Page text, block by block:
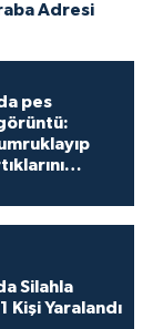
Adresi
pes
Silahla
Kişi Yaralandı